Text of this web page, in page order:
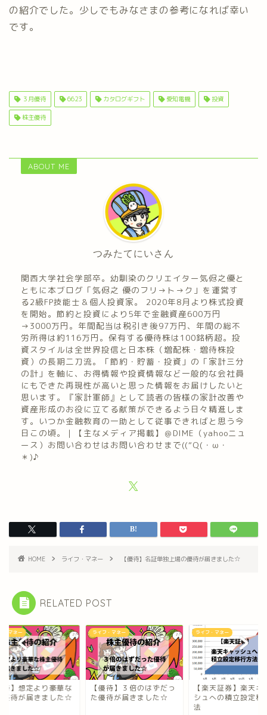
の紹介でした。少しでもみなさまの参考になれば幸い
です。
３月優待 6623 カタログギフト 愛知電機 投資
株主優待
ABOUT ME
つみたてにいさん
関西大学社会学部卒。幼馴染のクリエイター気侭之優と
ともに本ブログ「気侭之 優のフリ→ト→ク」を運営す
る2級FP技能士＆個人投資家。 2020年8月より株式投資
を開始。節約と投資により5年で金融資産600万円
→3000万円。年間配当は税引き後97万円、年間の総不
労所得は約116万円。保有する優待株は100銘柄超。投
資スタイルは全世界投信と日本株（増配株・増待株投
資）の長期二刀流。「節約・貯蓄・投資」の「家計三分
の計」を軸に、お得情報や投資情報など一般的な会社員
にもできた再現性が高いと思った情報をお届けしたいと
思います。『家計軍師』として読者の皆様の家計改善や
資産形成のお役に立てる献策ができるよう日々精進しま
す。いつか金融教育の一助として従事できればと思う今
日この頃。｜【主なメディア掲載】＠DIME（yahooニュ
ース）お問い合わせはお問い合わせまで((“Q(・ω・
＊)♪
HOME ライフ・マネー 【優待】名証単独上場の優待が届きました☆
RELATED POST
ライフ・マネー
【優待】３倍のはずだっ
た優待が届きました☆
ライフ・マネー
【楽天証券】楽天キャッ
シュへの積立設定移行方
ライフ・マネー
【優待】想
株主優待が